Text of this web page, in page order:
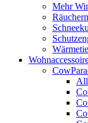
Mehr